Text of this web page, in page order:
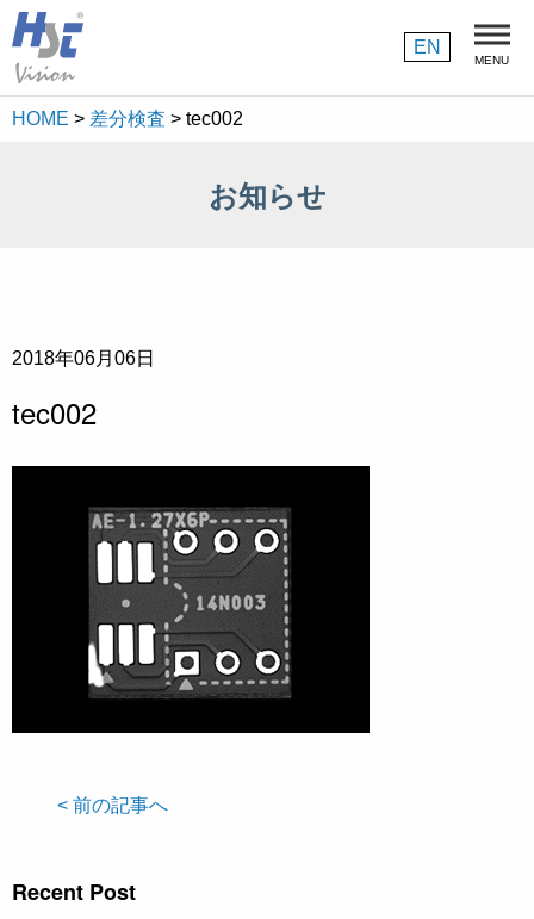
MENU
EN
HOME > 差分検査 > tec002
お知らせ
2018年06月06日
tec002
< 前の記事へ
Recent Post